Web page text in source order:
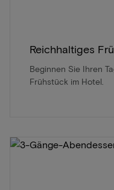
Reichhaltiges
Beginnen Sie Ihren
Frühstück im Hotel.